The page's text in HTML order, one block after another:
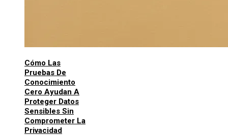
Cómo Las
Pruebas De
Conocimiento
Cero Ayudan A
Proteger Datos
Sensibles Sin
Comprometer La
Privacidad